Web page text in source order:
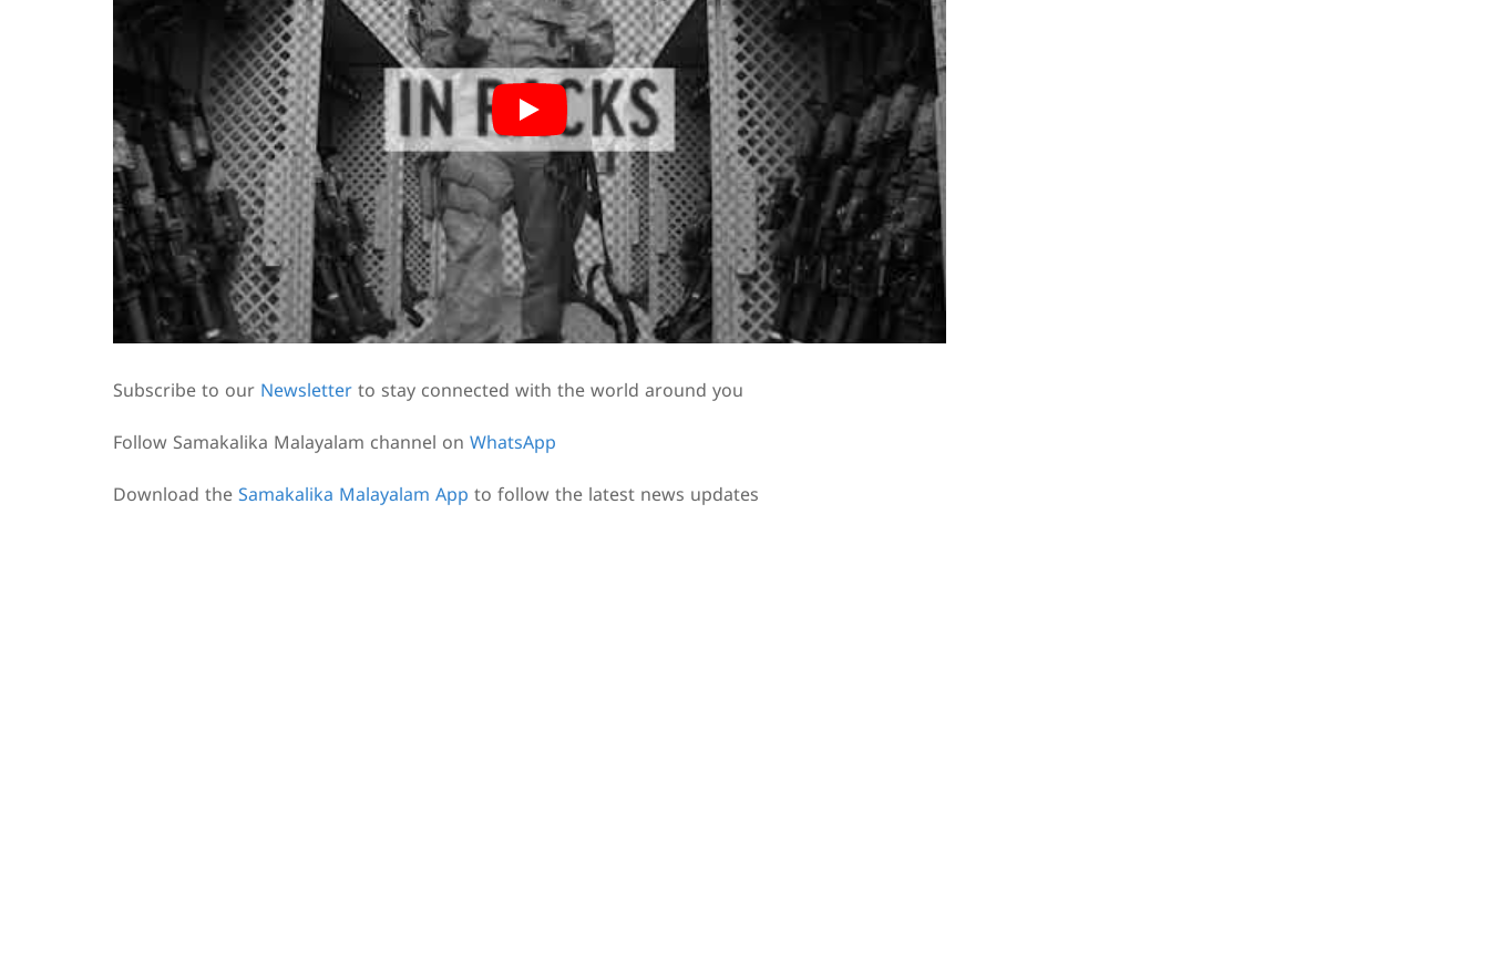
Subscribe to our Newsletter to stay connected with the world around you
Follow Samakalika Malayalam channel on WhatsApp
Download the Samakalika Malayalam App to follow the latest news updates